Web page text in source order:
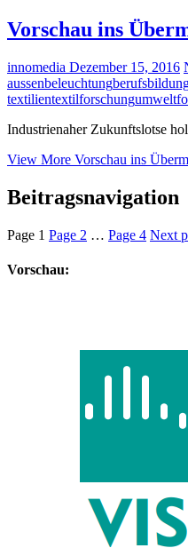
Vorschau ins
innomedia Dezember 15, 2016
aussenbeleuchtung
textilientextilforschung
Industrienaher Zukunftslotse
View More Vorschau ins
Beitragsnavigation
Page 1 Page 2 … Page 4 Next
Vorschau: